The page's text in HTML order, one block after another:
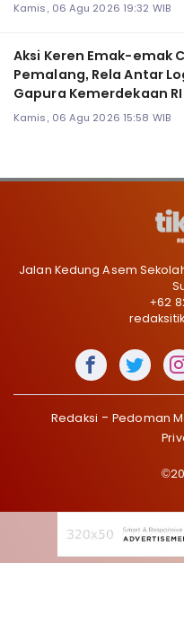
Kamis, 06 Agu 2026 19:32 WIB
Aksi Keren Emak-emak
Pemalang, Rela Antar
Gapura Kemerdekaan RI
Kamis, 06 Agu 2026 15:58 WIB
Jalan Kedung Asem
+62
Redaksi Pedoman